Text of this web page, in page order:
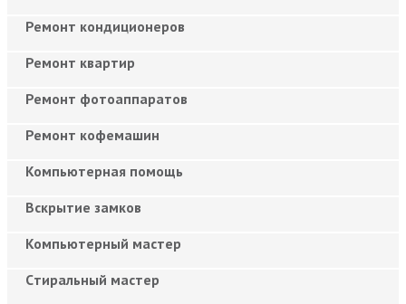
Ремонт кондиционеров
Ремонт квартир
Ремонт фотоаппаратов
Ремонт кофемашин
Компьютерная помощь
Вскрытие замков
Компьютерный мастер
Cтиральный мастер